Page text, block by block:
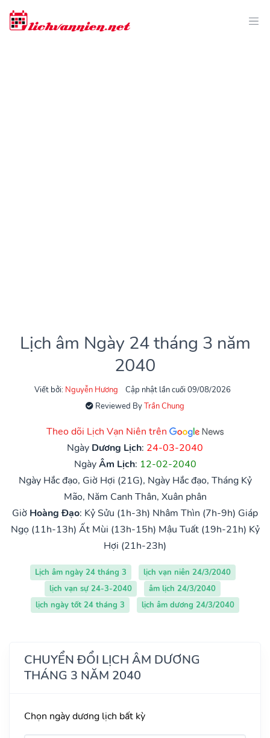
Lịch âm Ngày 24 tháng 3 năm
2040
Viết bởi: Nguyễn Hương
Cập nhật lần cuối 09/08/2026
Reviewed ByTrần Chung
Theo dõi Lịch Vạn Niên trên
Ngày Dương Lịch: 24-03-2040
NgàyÂm Lịch: 12-02-2040
Ngày Hắc đạo, Giờ Hợi (21G), Ngày Hắc đạo, Tháng Kỷ
Mão, Năm Canh Thân, Xuân phân
Giờ Hoàng Đạo: Kỷ Sửu (1h-3h) Nhâm Thìn (7h-9h) Giáp
Ngọ (11h-13h) Ất Mùi (13h-15h) Mậu Tuất (19h-21h) Kỷ
Hợi (21h-23h)
Lịch âm ngày 24 tháng 3
lịch vạn niên 24/3/2040
lịch vạn sự 24-3-2040
âm lịch 24/3/2040
lịch ngày tốt 24 tháng 3
lịch âm dương 24/3/2040
CHUYỂN ĐỔI LỊCH ÂM DƯƠNG
THÁNG 3 NĂM 2040
Chọn ngày dương lịch bất kỳ